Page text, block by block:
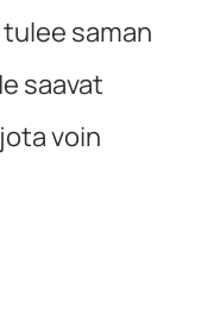
saman
saavat
voin